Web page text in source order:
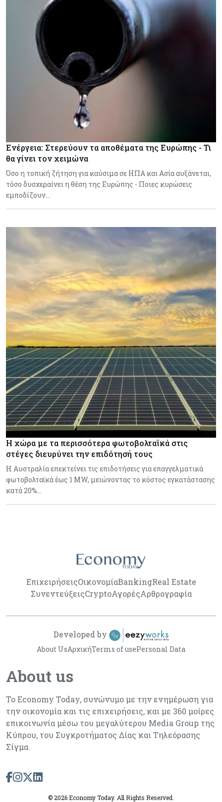
Ενέργεια: Στερεύουν τα αποθέματα της Ευρώπης - Τι
θα γίνει τον χειμώνα
Όσο η τοπική ζήτηση για καύσιμα σε ΗΠΑ και Ασία αυξάνεται,
τόσο δυσχεραίνει η θέση της Ευρώπης - Ποιες κυρώσεις
εμποδίζουν…
Η χώρα με τα περισσότερα φωτοβολταϊκά στις
στέγες διευρύνει την επιδότησή τους
Η Αυστραλία επεκτείνει τις επιδοτήσεις για επαγγελματικά
φωτοβολταϊκά έως 1 MW, μειώνοντας το κόστος εγκατάστασης
κατά 20%…
ΕπιχειρήσειςΟικονομίαBankingReal Estate
ΣυνεντεύξειςCryptoΑγορέςΑρθρογραφία
About us
Το Economy Today, συνώνυμο με την ενημέρωση για
την οικονομία και τις επιχειρήσεις, και με 360 μοίρες
επικοινωνία μέσω του μεγαλύτερου Media Group της
Κύπρου, του Συγκροτήματος Δίας και Τηλεόρασης
Σίγμα.
About UsΑρχικήTerms of usePersonal Data
Developed by
©2026 Economy Today. All Rights Reserved.